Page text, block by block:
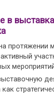
в
протяжении